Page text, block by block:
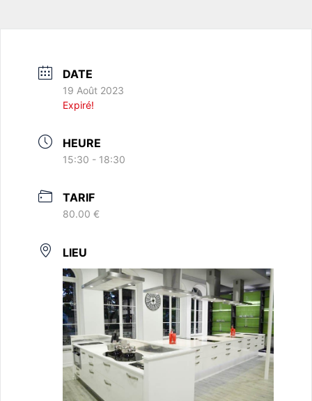
DATE
19 Août 2023
Expiré!
HEURE
15:30 - 18:30
TARIF
80.00 €
LIEU